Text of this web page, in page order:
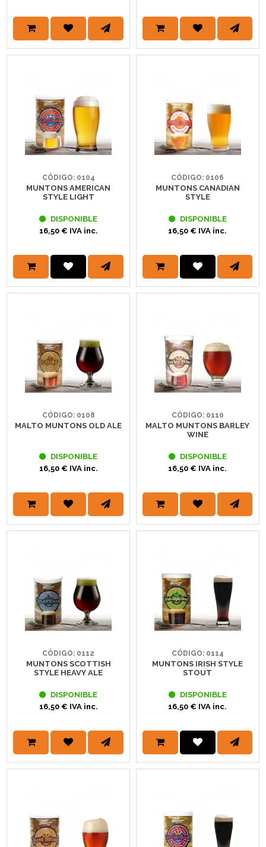
CÓDIGO: 0104
MUNTONS AMERICAN
STYLE LIGHT
DISPONIBLE
16,50 € IVA inc.
CÓDIGO: 0106
MUNTONS CANADIAN
STYLE
DISPONIBLE
16,50 € IVA inc.
CÓDIGO: 0108
MALTO MUNTONS OLD ALE
DISPONIBLE
16,50 € IVA inc.
CÓDIGO: 0110
MALTO MUNTONS BARLEY
WINE
DISPONIBLE
16,50 € IVA inc.
CÓDIGO: 0112
MUNTONS SCOTTISH
STYLE HEAVY ALE
DISPONIBLE
16,50 € IVA inc.
CÓDIGO: 0114
MUNTONS IRISH STYLE
STOUT
DISPONIBLE
16,50 € IVA inc.